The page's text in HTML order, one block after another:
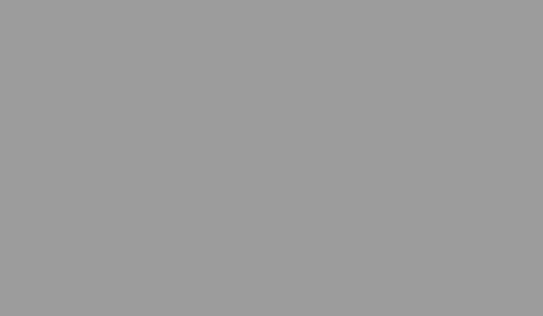
akustisella laitteistolla,